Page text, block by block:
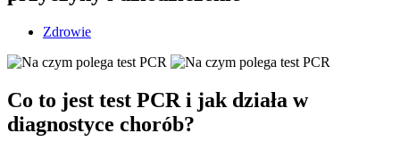
Zdrowie
Co to jest test PCR i jak działa w
diagnostyce chorób?